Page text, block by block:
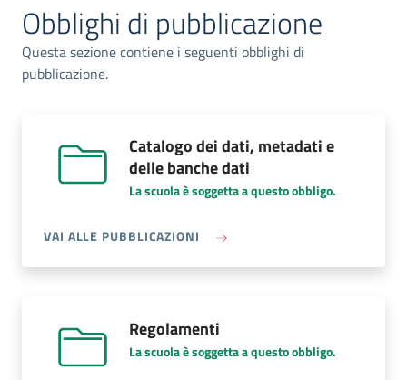
Obblighi di pubblicazione
Questa sezione contiene i seguenti obblighi di
pubblicazione.
Catalogo dei dati, metadati e
delle banche dati
La scuola è soggetta a questo obbligo.
VAI ALLE PUBBLICAZIONI A PROPOSITO DI CATALOGO
Regolamenti
La scuola è soggetta a questo obbligo.